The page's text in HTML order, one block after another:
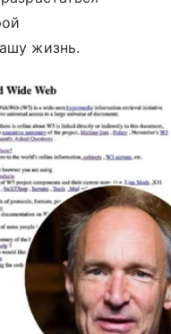
жизнь.